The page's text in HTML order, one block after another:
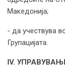
Македонија;
- да учествува
Групацијата.
IV.